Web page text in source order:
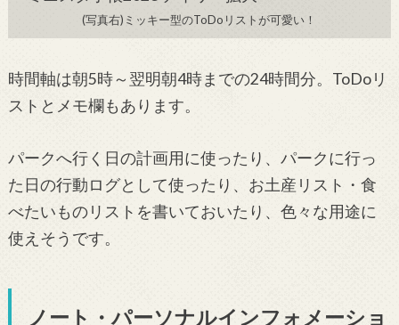
(写真右)ミッキー型のToDoリストが可愛い！
時間軸は朝5時～翌明朝4時までの24時間分。ToDoリ
ストとメモ欄もあります。
パークへ行く日の計画用に使ったり、パークに行っ
た日の行動ログとして使ったり、お土産リスト・食
べたいものリストを書いておいたり、色々な用途に
使えそうです。
ノート・パーソナルインフォメーショ